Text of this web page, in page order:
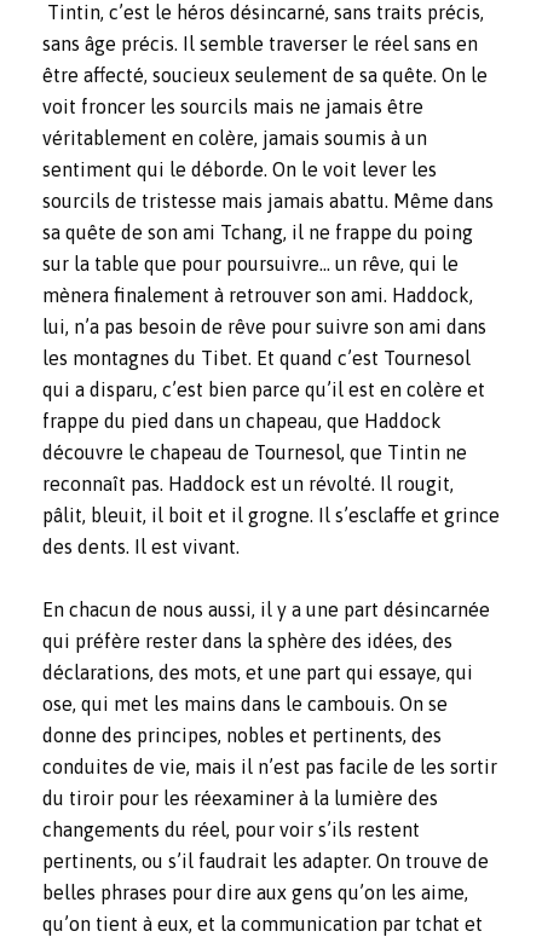
Tintin, c’est le héros désincarné, sans traits précis,
sans âge précis. Il semble traverser le réel sans en
être affecté, soucieux seulement de sa quête. On le
voit froncer les sourcils mais ne jamais être
véritablement en colère, jamais soumis à un
sentiment qui le déborde. On le voit lever les
sourcils de tristesse mais jamais abattu. Même dans
sa quête de son ami Tchang, il ne frappe du poing
sur la table que pour poursuivre… un rêve, qui le
mènera finalement à retrouver son ami. Haddock,
lui, n’a pas besoin de rêve pour suivre son ami dans
les montagnes du Tibet. Et quand c’est Tournesol
qui a disparu, c’est bien parce qu’il est en colère et
frappe du pied dans un chapeau, que Haddock
découvre le chapeau de Tournesol, que Tintin ne
reconnaît pas. Haddock est un révolté. Il rougit,
pâlit, bleuit, il boit et il grogne. Il s’esclaffe et grince
des dents. Il est vivant.
En chacun de nous aussi, il y a une part désincarnée
qui préfère rester dans la sphère des idées, des
déclarations, des mots, et une part qui essaye, qui
ose, qui met les mains dans le cambouis. On se
donne des principes, nobles et pertinents, des
conduites de vie, mais il n’est pas facile de les sortir
du tiroir pour les réexaminer à la lumière des
changements du réel, pour voir s’ils restent
pertinents, ou s’il faudrait les adapter. On trouve de
belles phrases pour dire aux gens qu’on les aime,
qu’on tient à eux, et la communication par tchat et